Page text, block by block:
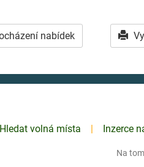
nabídek
Hledat volná místa Inzerce
Na